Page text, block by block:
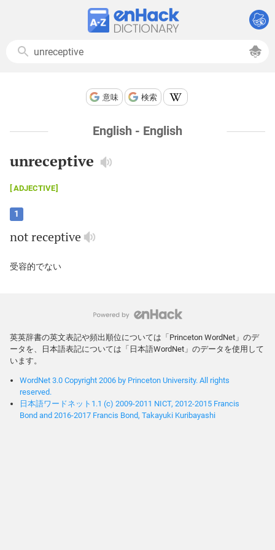
意味 検索
English - English
unreceptive
ADJECTIVE
1
notreceptive
受容的でない
英英辞書の英文表記や頻出順位については「Princeton WordNet」のデ
ータを、日本語表記については「日本語WordNet」のデータを使用して
います。
WordNet 3.0 Copyright 2006 by Princeton University. All rights
reserved.
日本語ワードネット1.1 (c) 2009-2011 NICT, 2012-2015 Francis
Bond and 2016-2017 Francis Bond, Takayuki Kuribayashi